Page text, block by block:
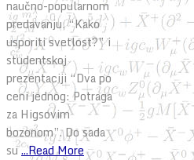
naučno-popularnom
predavanju, “Kako
usporiti svetlost?” i
studentskoj
prezentaciji “Dva po
ceni jednog: Potraga
za Higsovim
bozonom”. Do sada
su...Read More